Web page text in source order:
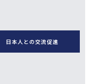
日本人との交流促進